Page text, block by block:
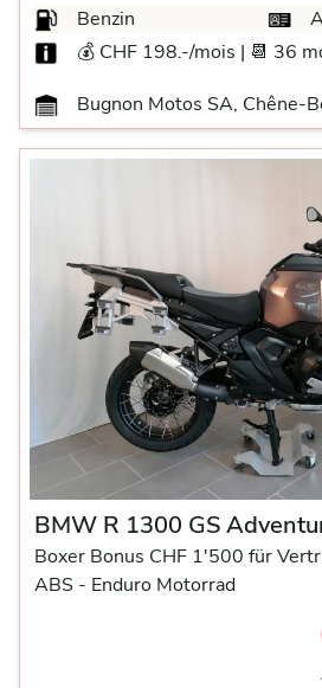
Benzin
💰 CHF 198.-/mois | 📆 36
Bugnon Motos SA, Chêne-
BMW R 1300 GS
Boxer Bonus CHF 1'500 für
ABS - Enduro Motorrad